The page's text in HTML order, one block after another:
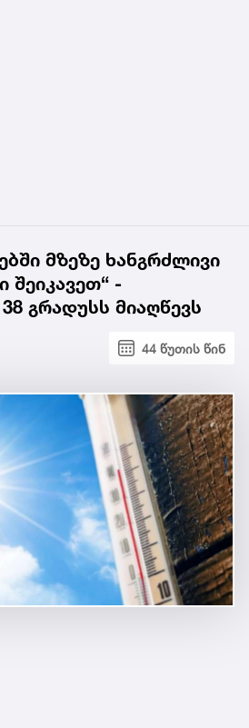
მზეზე ხანგრძლივი
შეიკავეთ“ -
გრადუსს მიაღწევს
44 წუთის წინ